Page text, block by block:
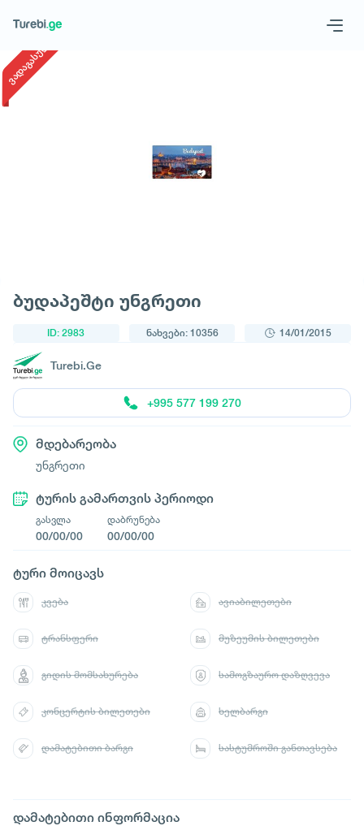
ვადაგასული
ბუდაპეშტი უნგრეთი
ID: 2983 ნახვები: 10356 14/01/2015
Turebi.Ge
+995 577 199 270
მდებარეობა
უნგრეთი
ტურის გამართვის პერიოდი
გასვლა
00/00/00
დაბრუნება
00/00/00
დამატებითი ინფორმაცია
ტური მოიცავს
კვება ავიაბილეთები
ტრანსფერი მუზეუმის ბილეთები
გიდის მომსახურება სამოგზაურო დაზღვევა
კონცერტის ბილეთები ხელბარგი
დამატებითი ბარგი სასტუმროში განთავსება